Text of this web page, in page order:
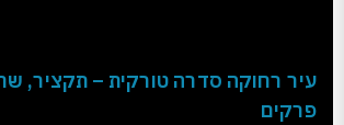
עיר רחוקה סדרה טורקית – תקציר,
פרקים